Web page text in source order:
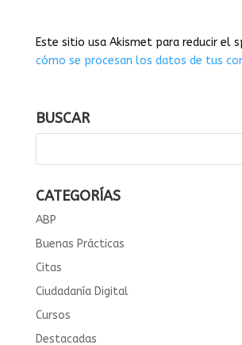
Este sitio usa Akismet para reducir el
cómo se procesan los datos de tus
BUSCAR
CATEGORÍAS
ABP
Buenas Prácticas
Citas
Ciudadanía Digital
Cursos
Destacadas